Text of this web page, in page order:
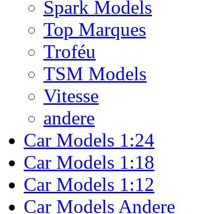
Spark Models
Top Marques
Troféu
TSM Models
Vitesse
andere
Car Models 1:24
Car Models 1:18
Car Models 1:12
Car Models Andere